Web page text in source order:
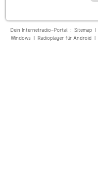
Dein Internetradio-Portal : Sitemap|
Windows| Radioplayer für Android|